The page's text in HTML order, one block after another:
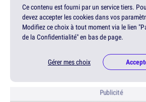
Ce contenu est fourni par un service tiers.
devez accepter les cookies dans vos
Modifiez ce choix à tout moment via le lien
de la Confidentialité" en bas de page.
Gérer mes choix
Publicité